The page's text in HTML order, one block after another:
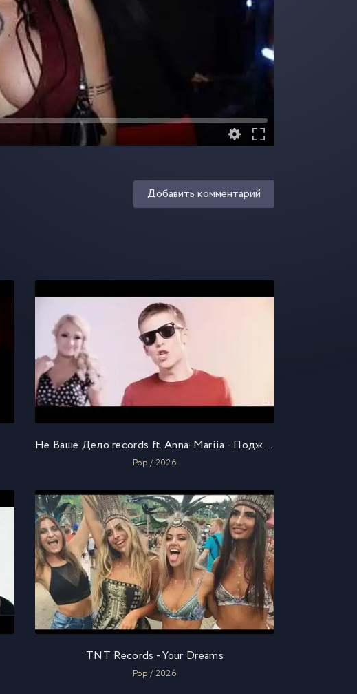
Добавить комментарий
Не Ваше Дело records ft. Anna-Mariia - Поджигай лето
Pop / 2026
TNT Records - Your Dreams
Pop / 2026